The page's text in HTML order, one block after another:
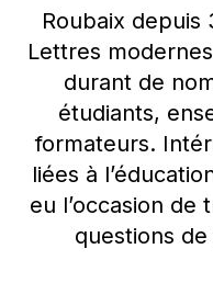
Roubaix depuis
Lettres
durant de
étudiants,
formateurs.
liées à
eu l’occasion de
questions